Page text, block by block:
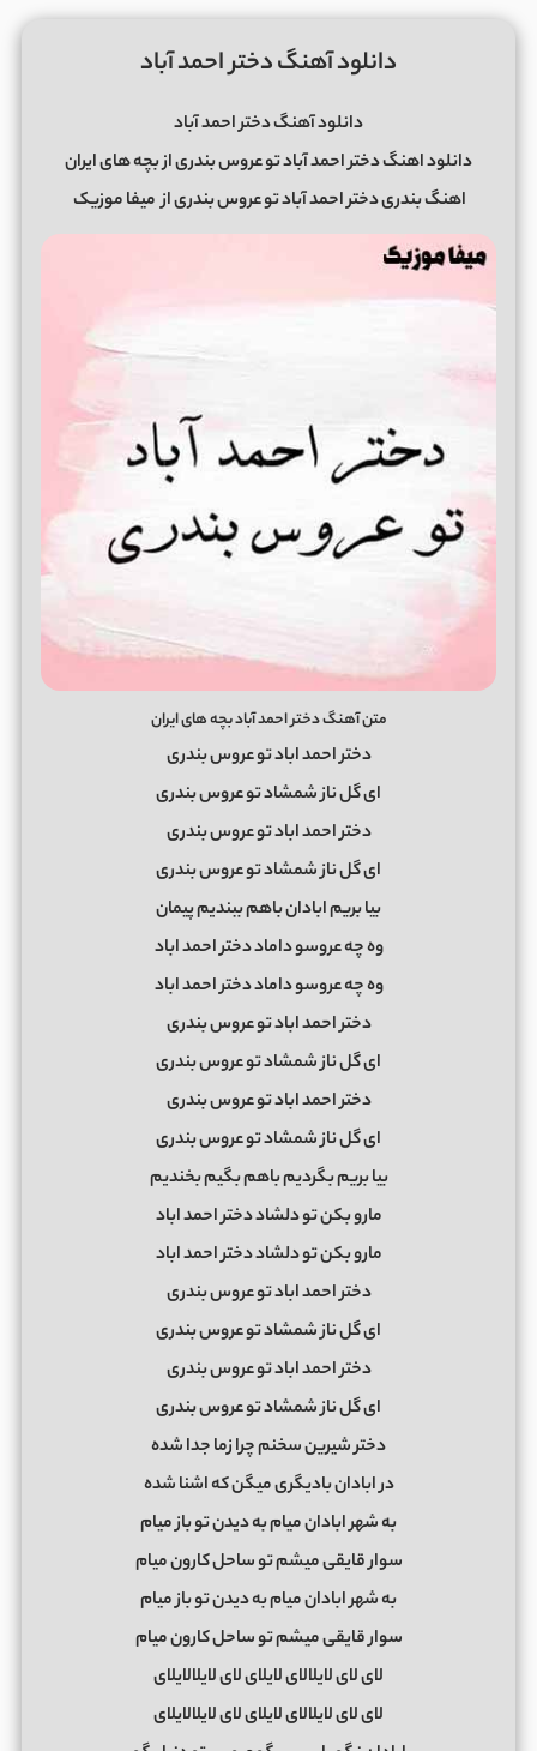
دانلود آهنگ دختر احمد آباد
دانلود آهنگ دختر احمد آباد
دانلود اهنگ دختر احمد آباد تو عروس بندری از بچه های ایران
اهنگ بندری دختر احمد آباد تو عروس بندری ازمیفا موزیک
متن آهنگ دختر احمد آباد بچه های ایران
دختر احمد اباد تو عروس بندری
ای گل ناز شمشاد تو عروس بندری
دختر احمد اباد تو عروس بندری
ای گل ناز شمشاد تو عروس بندری
بیا بریم ابادان باهم ببندیم پیمان
وه چه عروسو داماد دختر احمد اباد
وه چه عروسو داماد دختر احمد اباد
دختر احمد اباد تو عروس بندری
ای گل ناز شمشاد تو عروس بندری
دختر احمد اباد تو عروس بندری
ای گل ناز شمشاد تو عروس بندری
بیا بریم بگردیم باهم بگیم بخندیم
مارو بکن تو دلشاد دختر احمد اباد
مارو بکن تو دلشاد دختر احمد اباد
دختر احمد اباد تو عروس بندری
ای گل ناز شمشاد تو عروس بندری
دختر احمد اباد تو عروس بندری
ای گل ناز شمشاد تو عروس بندری
دختر شیرین سخنم چرا زما جدا شده
در ابادان بادیگری میگن که اشنا شده
به شهر ابادان میام به دیدن تو باز میام
سوار قایقی میشم تو ساحل کارون میام
به شهر ابادان میام به دیدن تو باز میام
سوار قایقی میشم تو ساحل کارون میام
لای لای لایلالای لایلای لای لایلالایلای
لای لای لایلالای لایلای لای لایلالایلای